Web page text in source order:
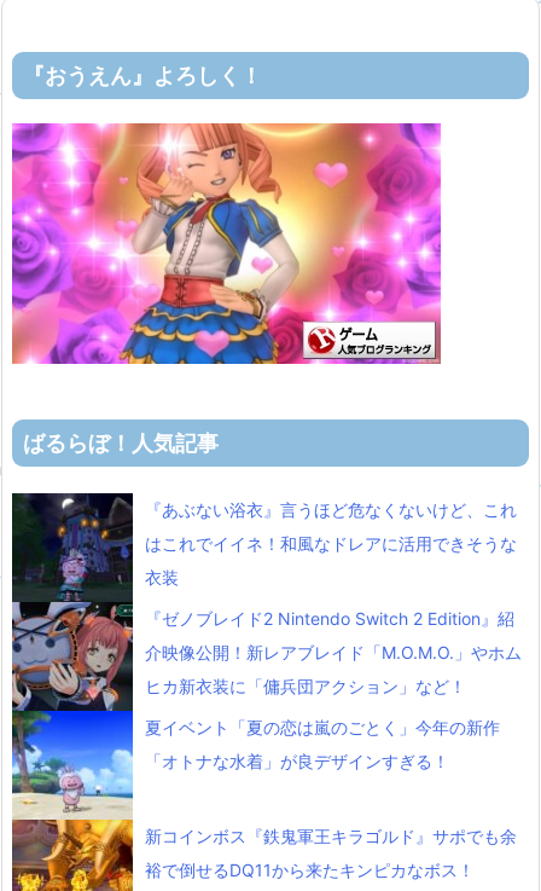
『おうえん』よろしく！
ばるらぼ！人気記事
『あぶない浴衣』言うほど危なくないけど、これ
はこれでイイネ！和風なドレアに活用できそうな
衣装
『ゼノブレイド2 Nintendo Switch 2 Edition』紹
介映像公開！新レアブレイド「M.O.M.O.」やホム
ヒカ新衣装に「傭兵団アクション」など！
夏イベント「夏の恋は嵐のごとく」今年の新作
「オトナな水着」が良デザインすぎる！
新コインボス『鉄鬼軍王キラゴルド』サポでも余
裕で倒せるDQ11から来たキンピカなボス！